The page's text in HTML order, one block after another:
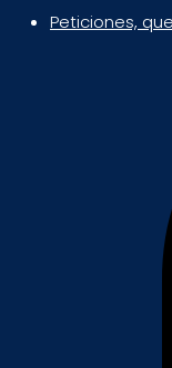
Peticiones,